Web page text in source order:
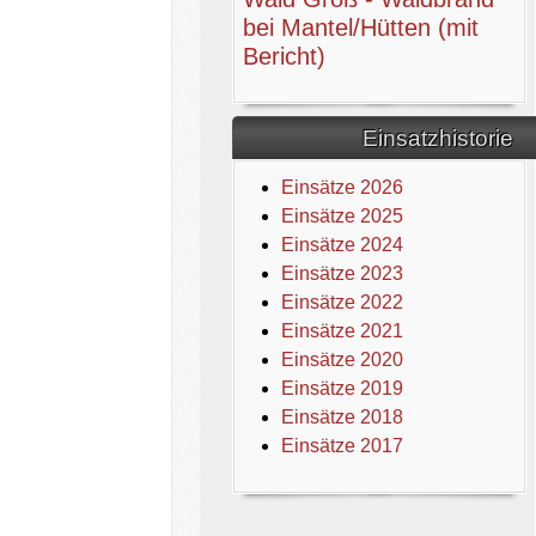
bei Mantel/Hütten (mit
Bericht)
Einsatzhistorie
Einsätze 2026
Einsätze 2025
Einsätze 2024
Einsätze 2023
Einsätze 2022
Einsätze 2021
Einsätze 2020
Einsätze 2019
Einsätze 2018
Einsätze 2017